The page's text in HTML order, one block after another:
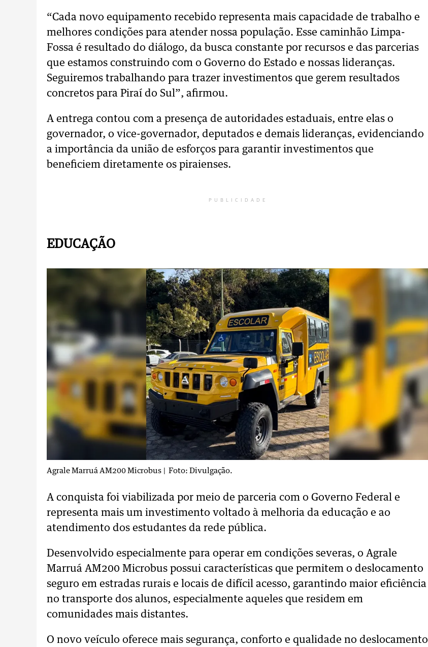
“Cada novo equipamento recebido representa mais capacidade de trabalho e
melhores condições para atender nossa população. Esse caminhão Limpa-
Fossa é resultado do diálogo, da busca constante por recursos e das parcerias
que estamos construindo com o Governo do Estado e nossas lideranças.
Seguiremos trabalhando para trazer investimentos que gerem resultados
concretos para Piraí do Sul”, afirmou.
A entrega contou com a presença de autoridades estaduais, entre elas o
governador, o vice-governador, deputados e demais lideranças, evidenciando
a importância da união de esforços para garantir investimentos que
beneficiem diretamente os piraienses.
PUBLICIDADE
EDUCAÇÃO
Agrale Marruá AM200 Microbus | Foto: Divulgação.
A conquista foi viabilizada por meio de parceria com o Governo Federal e
representa mais um investimento voltado à melhoria da educação e ao
atendimento dos estudantes da rede pública.
Desenvolvido especialmente para operar em condições severas, o Agrale
Marruá AM200 Microbus possui características que permitem o deslocamento
seguro em estradas rurais e locais de difícil acesso, garantindo maior eficiência
no transporte dos alunos, especialmente aqueles que residem em
comunidades mais distantes.
O novo veículo oferece mais segurança, conforto e qualidade no deslocamento